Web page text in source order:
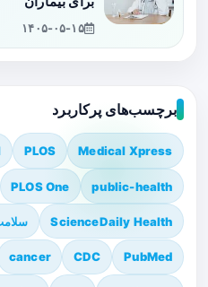
۱۴۰۵-۰۵-۱۵
برچسب‌های پرکاربرد
Medical Xpress
PLOS
public-health
PLOS One
ScienceDaily Health
PubMed
CDC
cancer